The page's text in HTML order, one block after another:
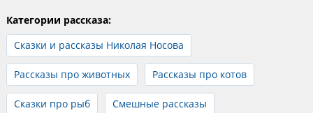
Категории рассказа:
Сказки и рассказы Николая Носова
Рассказы про животных Рассказы про котов
Сказки про рыб Смешные рассказы